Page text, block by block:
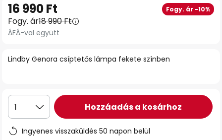
képgaléria
elejére
Lindby Genora csíptetős lámpa fekete színben
16 990 Ft Fogy. ár -10%
Fogy. ár18 990 Ft
ÁFÁ-val együtt
1 Hozzáadás a kosárhoz
Ingyenes visszaküldés 50 napon belül